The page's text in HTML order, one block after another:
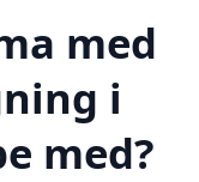
med
i
med?